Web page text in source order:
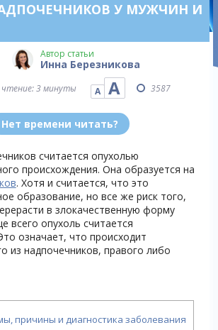
У МУЖЧИН И
Автор статьи
Инна Березникова
чтение: 3 минуты А А 3587
Нет времени читать?
считается опухолью
происхождения. Она образуется на
. Хотя и считается, что это
образование, но все же риск того,
в злокачественную форму
всего опухоль считается
означает, что происходит
из надпочечников, правого либо
причины и диагностика заболевания